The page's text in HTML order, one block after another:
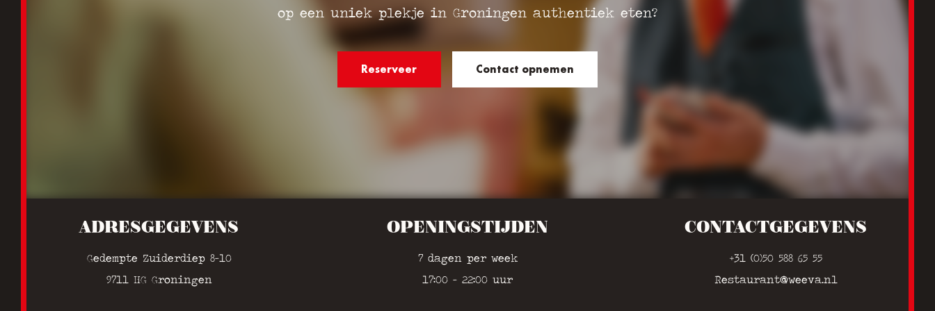
op een uniek plekje in Groningen authentiek eten?
Reserveer Contact opnemen
ADRESGEGEVENS
Gedempte Zuiderdiep 8-10
9711 HG Groningen
OPENINGSTIJDEN
7 dagen per week
17:00 - 22:00 uur
CONTACTGEGEVENS
+31 (0)50 588 65 55
Restaurant@weeva.nl